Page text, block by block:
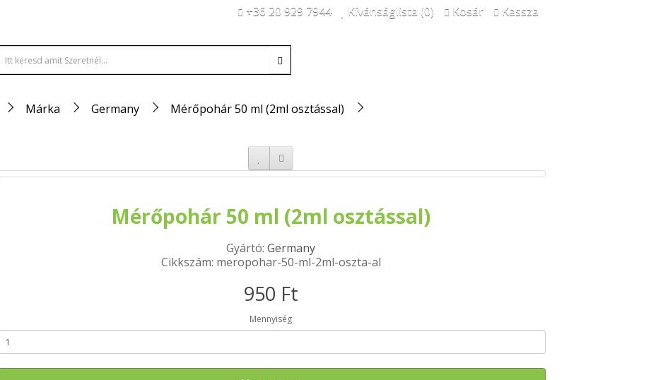
+36 20 929 7944 Kívánságlista (0) Kosár Kassza
Márka Germany Mérőpohár 50 ml (2ml osztással)
Mérőpohár 50 ml (2ml osztással)
Gyártó:Germany
Cikkszám: meropohar-50-ml-2ml-oszta-al
950 Ft
Mennyiség